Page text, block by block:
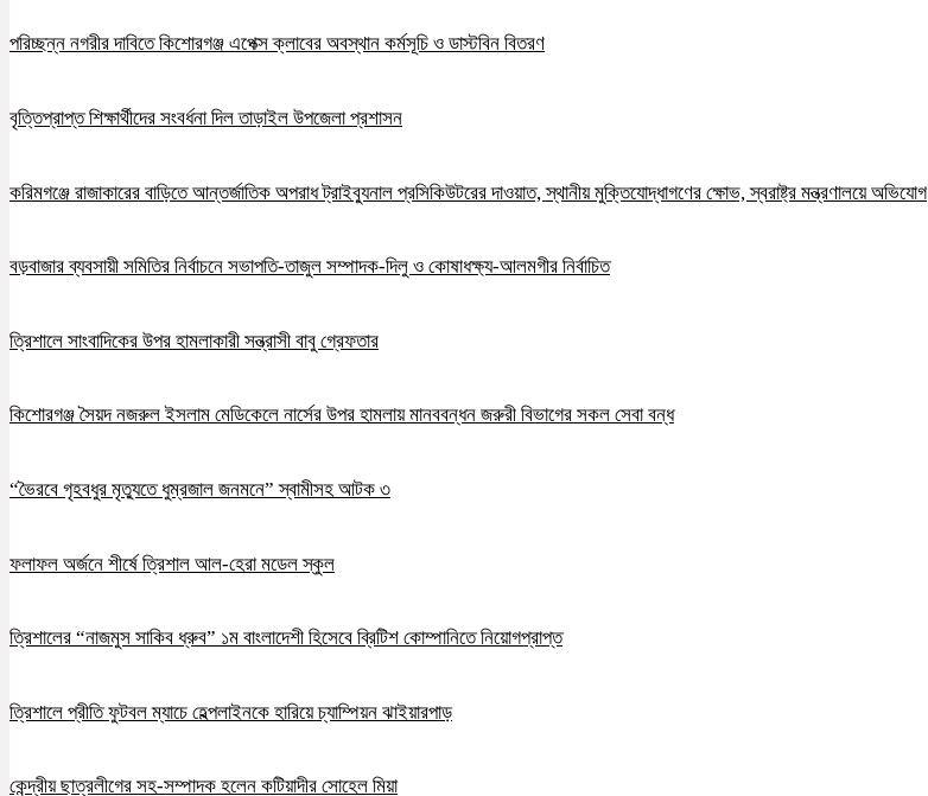
পরিচ্ছন্ন নগরীর দাবিতে কিশোরগঞ্জ এপেক্স ক্লাবের অবস্থান কর্মসূচি ও ডাস্টবিন বিতরণ
বৃত্তিপ্রাপ্ত শিক্ষার্থীদের সংবর্ধনা দিল তাড়াইল উপজেলা প্রশাসন
করিমগঞ্জে রাজাকারের বাড়িতে আন্তর্জাতিক অপরাধ ট্রাইব্যুনাল প্রসিকিউটরের দাওয়াত, স্থানীয় মুক্তিযোদ্ধাগণের ক্ষোভ, স্বরাষ্ট্র মন্ত্রণালয়ে অভিযোগ
বড়বাজার ব্যবসায়ী সমিতির নির্বাচনে সভাপতি-তাজুল সম্পাদক-দিলু ও কোষাধক্ষ্য-আলমগীর নির্বাচিত
ত্রিশালে সাংবাদিকের উপর হামলাকারী সন্ত্রাসী বাবু গ্রেফতার
কিশোরগঞ্জ সৈয়দ নজরুল ইসলাম মেডিকেলে নার্সের উপর হামলায় মানববন্ধন জরুরী বিভাগের সকল সেবা বন্ধ
“ভৈরবে গৃহবধুর মৃত্যুতে ধুম্রজাল জনমনে” স্বামীসহ আটক ৩
ফলাফল অর্জনে শীর্ষে ত্রিশাল আল-হেরা মডেল স্কুল
ত্রিশালের “নাজমুস সাকিব ধ্রুব” ১ম বাংলাদেশী হিসেবে ব্রিটিশ কোম্পানিতে নিয়োগপ্রাপ্ত
ত্রিশালে প্রীতি ফুটবল ম্যাচে হেল্পলাইনকে হারিয়ে চ্যাম্পিয়ন ঝাইয়ারপাড়
কেন্দ্রীয় ছাত্রলীগের সহ-সম্পাদক হলেন কটিয়াদীর সোহেল মিয়া